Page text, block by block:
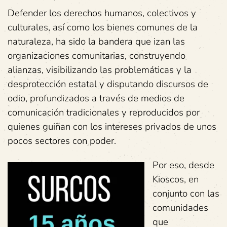
Defender los derechos humanos, colectivos y
culturales, así como los bienes comunes de la
naturaleza, ha sido la bandera que izan las
organizaciones comunitarias, construyendo
alianzas, visibilizando las problemáticas y la
desprotección estatal y disputando discursos de
odio, profundizados a través de medios de
comunicación tradicionales y reproducidos por
quienes guiñan con los intereses privados de unos
pocos sectores con poder.
Por eso, desde
Kioscos, en
conjunto con las
comunidades
que